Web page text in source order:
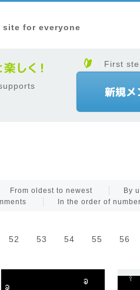
site for everyone
First
From oldest to newest
By
In the order of
52 53 54 55 56